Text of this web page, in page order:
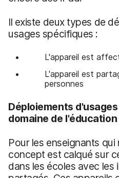
Il existe deux types de
usages spécifiques :
L'appareil est
L'appareil est
personnes
Déploiements
domaine de l'éducation
Pour les enseignants
concept est calqué sur
dans les écoles avec les